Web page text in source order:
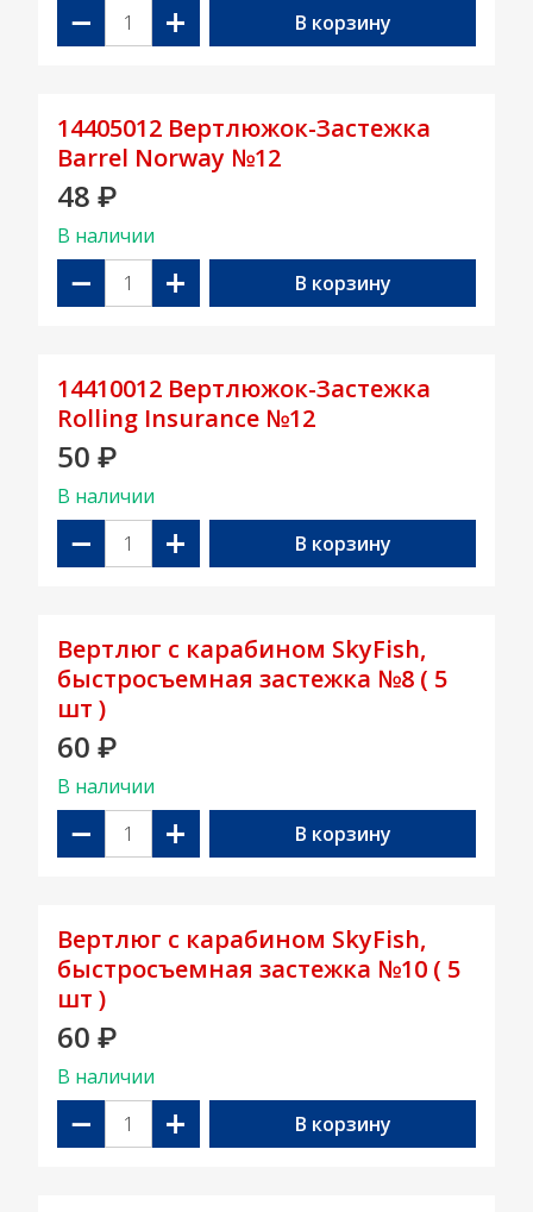
− + В корзину
14405012 Вертлюжок-Застежка
Barrel Norway №12
48 ₽
В наличии
− + В корзину
14410012 Вертлюжок-Застежка
Rolling Insurance №12
50 ₽
В наличии
− + В корзину
Вертлюг с карабином SkyFish,
быстросъемная застежка №8 ( 5
шт )
60 ₽
В наличии
− + В корзину
Вертлюг с карабином SkyFish,
быстросъемная застежка №10 ( 5
шт )
60 ₽
В наличии
− + В корзину